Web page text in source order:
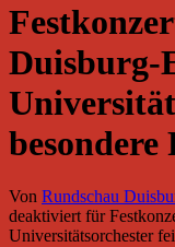
Duisburg-
besondere
Von Rundschau
deaktiviertfür
Universitätsorchester